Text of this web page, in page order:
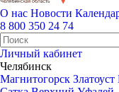
О нас Новости
8 800 350 24 74
Личный кабинет
Челябинск
Магнитогорск Златоуст